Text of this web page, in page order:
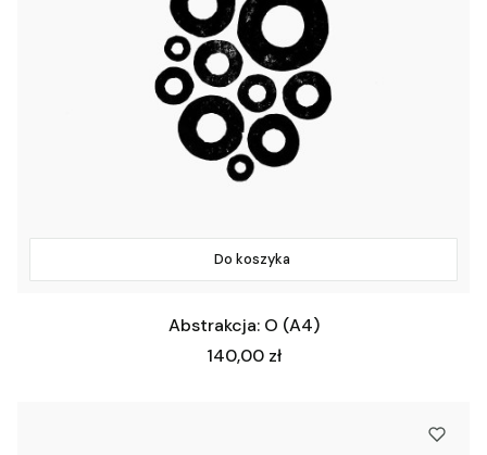
Do koszyka
Abstrakcja: O (A4)
Cena
140,00 zł